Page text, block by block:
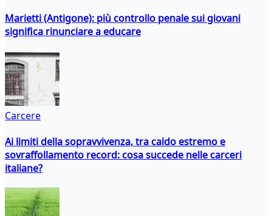
Marietti (Antigone): più controllo penale sui giovani
significa rinunciare a educare
Carcere
Ai limiti della sopravvivenza, tra caldo estremo e
sovraffollamento record: cosa succede nelle carceri
italiane?